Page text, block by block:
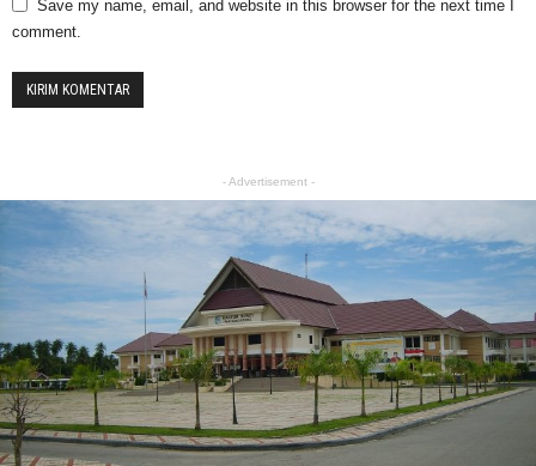
Save my name, email, and website in this browser for the next time I
comment.
- Advertisement -